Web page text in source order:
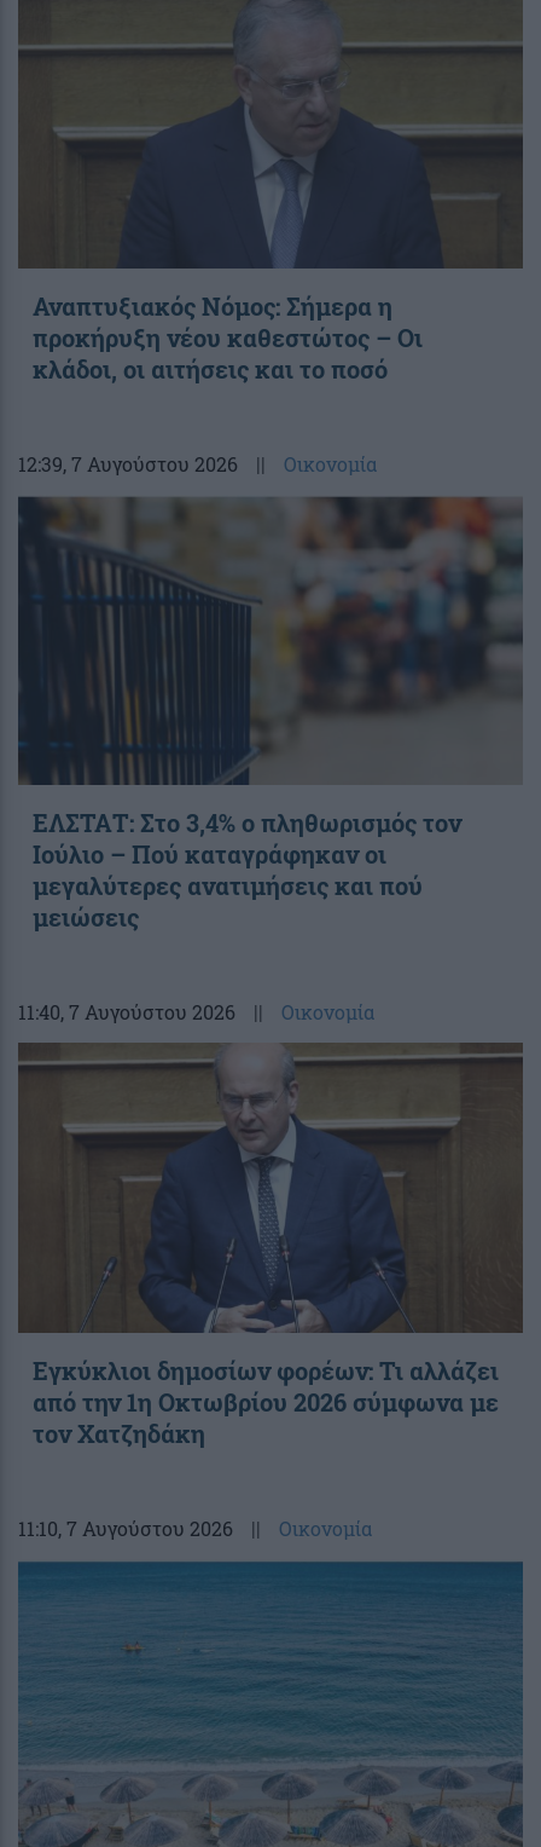
Αναπτυξιακός Νόμος: Σήμερα η
προκήρυξη νέου καθεστώτος – Οι
κλάδοι, οι αιτήσεις και το ποσό
12:39, 7 Αυγούστου 2026 || Οικονομία
ΕΛΣΤΑΤ: Στο 3,4% ο πληθωρισμός τον
Ιούλιο – Πού καταγράφηκαν οι
μεγαλύτερες ανατιμήσεις και πού
μειώσεις
11:40, 7 Αυγούστου 2026 || Οικονομία
Εγκύκλιοι δημοσίων φορέων: Τι αλλάζει
από την 1η Οκτωβρίου 2026 σύμφωνα με
τον Χατζηδάκη
11:10, 7 Αυγούστου 2026 || Οικονομία